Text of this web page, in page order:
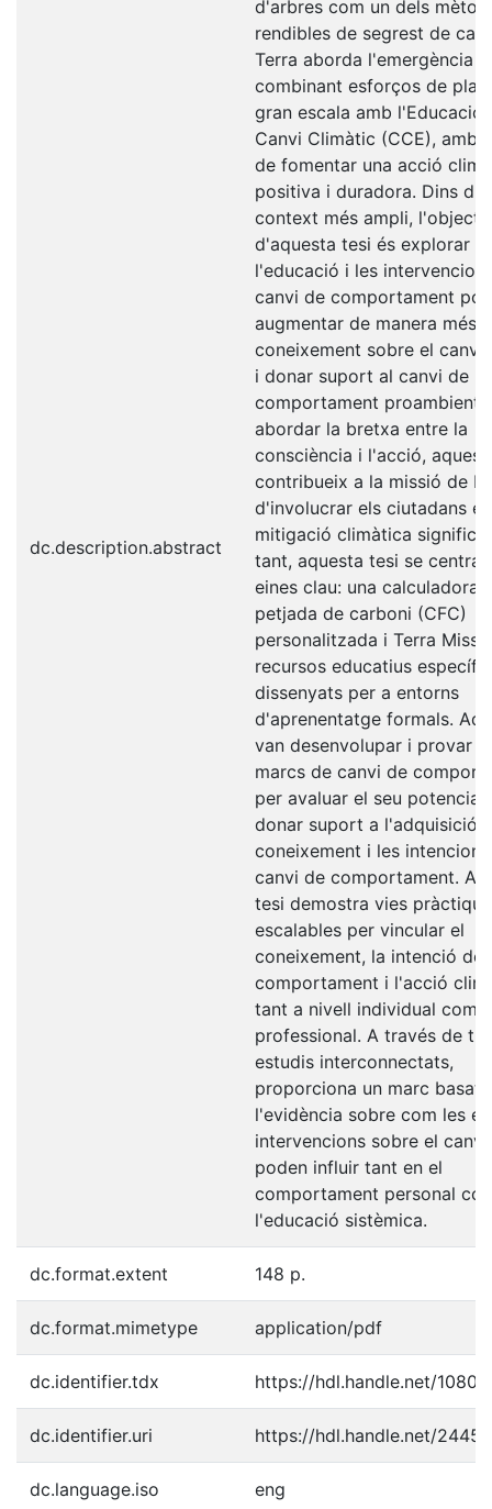
dc.description.abstract
d'arbres com un dels
rendibles de segrest de
Terra aborda l'emergència
combinant esforços de
gran escala amb l'Educació
Canvi Climàtic (CCE), amb
de fomentar una acció
positiva i duradora. Dins
context més ampli,
d'aquesta tesi és explorar
l'educació i les
canvi de comportament
augmentar de manera més
coneixement sobre el canvi
i donar suport al canvi de
comportament
abordar la bretxa entre la
consciència i l'acció,
contribueix a la missió de
d'involucrar els ciutadans
mitigació climàtica
tant, aquesta tesi se centra
eines clau: una calculadora
petjada de carboni (CFC)
personalitzada i Terra
recursos educatius
dissenyats per a entorns
d'aprenentatge formals.
van desenvolupar i provar
marcs de canvi de
per avaluar el seu potencial
donar suport a l'adquisició
coneixement i les
canvi de comportament.
tesi demostra vies
escalables per vincular el
coneixement, la intenció de
comportament i l'acció
tant a nivell individual com
professional. A través de
estudis interconnectats,
proporciona un marc basat
l'evidència sobre com les
intervencions sobre el
poden influir tant en el
comportament personal
l'educació sistèmica.
dc.format.extent 148 p.
dc.format.mimetype application/pdf
dc.identifier.tdx https://hdl.handle.net/
dc.identifier.uri https://hdl.handle.net/
dc.language.iso eng